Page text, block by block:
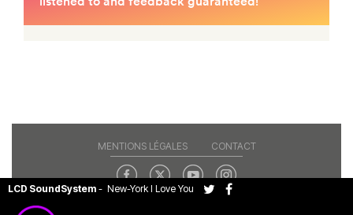
LCD SoundSystem - New-York I Love You
MENTIONS LÉGALES CONTACT